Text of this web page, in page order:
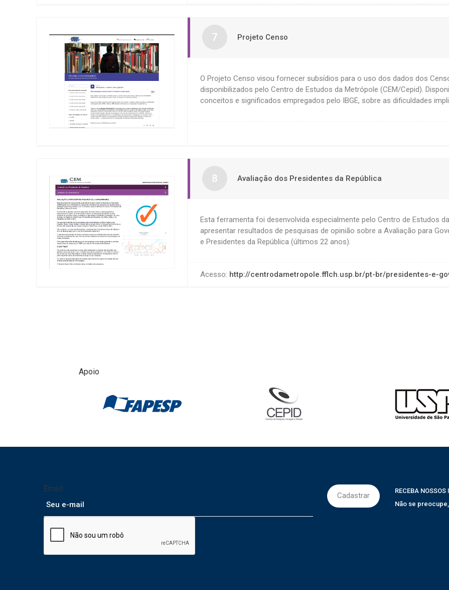
Projeto Censo
O Projeto Censo visou fornecer subsídios para o uso dos dados dos
disponibilizados pelo Centro de Estudos da Metrópole (CEM/Cepid).
conceitos e significados empregados pelo IBGE, sobre as dificuldades
Avaliação dos Presidentes da República
Esta ferramenta foi desenvolvida especialmente pelo Centro de Estudos
apresentar resultados de pesquisas de opinião sobre a Avaliação para
e Presidentes da República (últimos 22 anos).
Acesso: http://centrodametropole.fflch.usp.br/pt-br/presidentes-e-
Apoio
Email
RECEBA
Não se